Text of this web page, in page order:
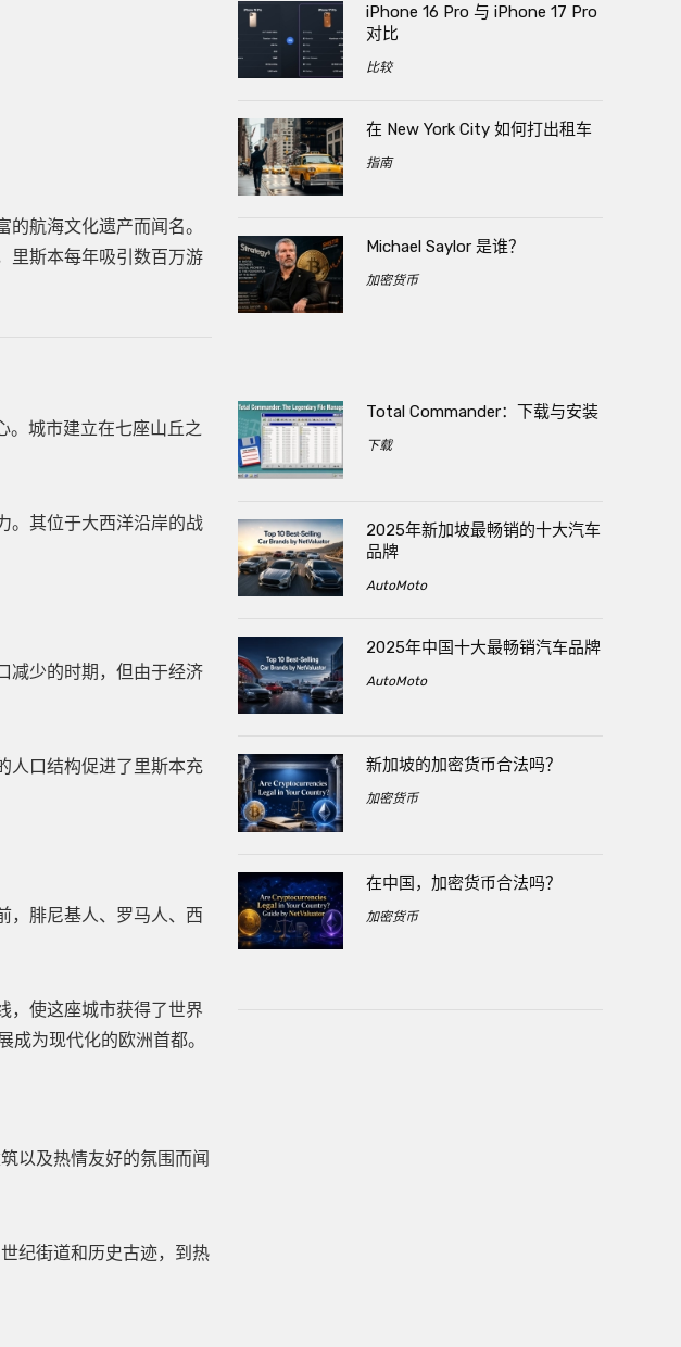
航海文化遗产而闻名。
里斯本每年吸引数百万游
。城市建立在七座山丘之
。其位于大西洋沿岸的战
减少的时期，但由于经济
人口结构促进了里斯本充
，腓尼基人、罗马人、西
，使这座城市获得了世界
为现代化的欧洲首都。
以及热情友好的氛围而闻
纪街道和历史古迹，到热
iPhone 16 Pro 与 iPhone 17 Pro
对比
比较
在 New York City 如何打出租车
指南
Michael Saylor 是谁？
加密货币
Total Commander：下载与安装
下载
2025年新加坡最畅销的十大汽车
品牌
AutoMoto
2025年中国十大最畅销汽车品牌
AutoMoto
新加坡的加密货币合法吗？
加密货币
在中国，加密货币合法吗？
加密货币